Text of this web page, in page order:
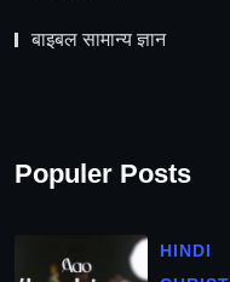
बाइबल सामान्य ज्ञान
Populer Posts
HINDI